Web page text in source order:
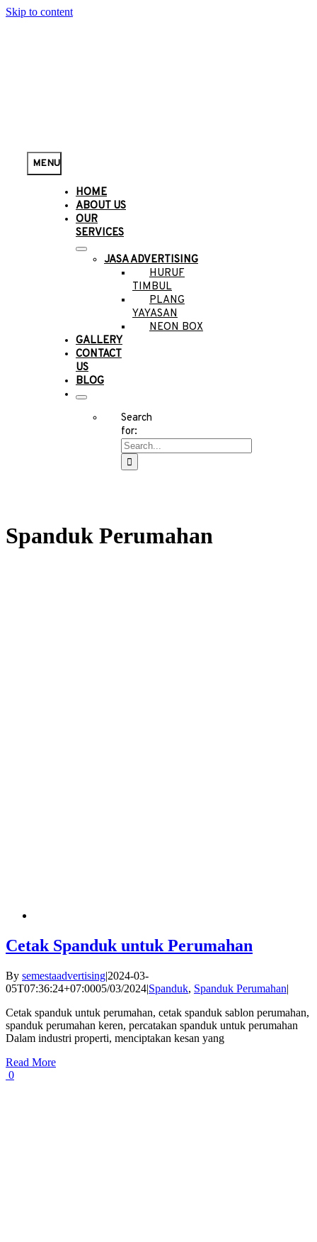
Skip to content
MENU
HOME
ABOUT US
OUR
SERVICES
JASA ADVERTISING
HURUF
TIMBUL
PLANG
YAYASAN
NEON BOX
GALLERY
CONTACT
US
BLOG
Search
for:
Spanduk Perumahan
Cetak Spanduk untuk Perumahan
By semestaadvertising|2024-03-
05T07:36:24+07:0005/03/2024|Spanduk, Spanduk Perumahan|
Cetak spanduk untuk perumahan, cetak spanduk sablon perumahan,
spanduk perumahan keren, percatakan spanduk untuk perumahan
Dalam industri properti, menciptakan kesan yang
Read More
0